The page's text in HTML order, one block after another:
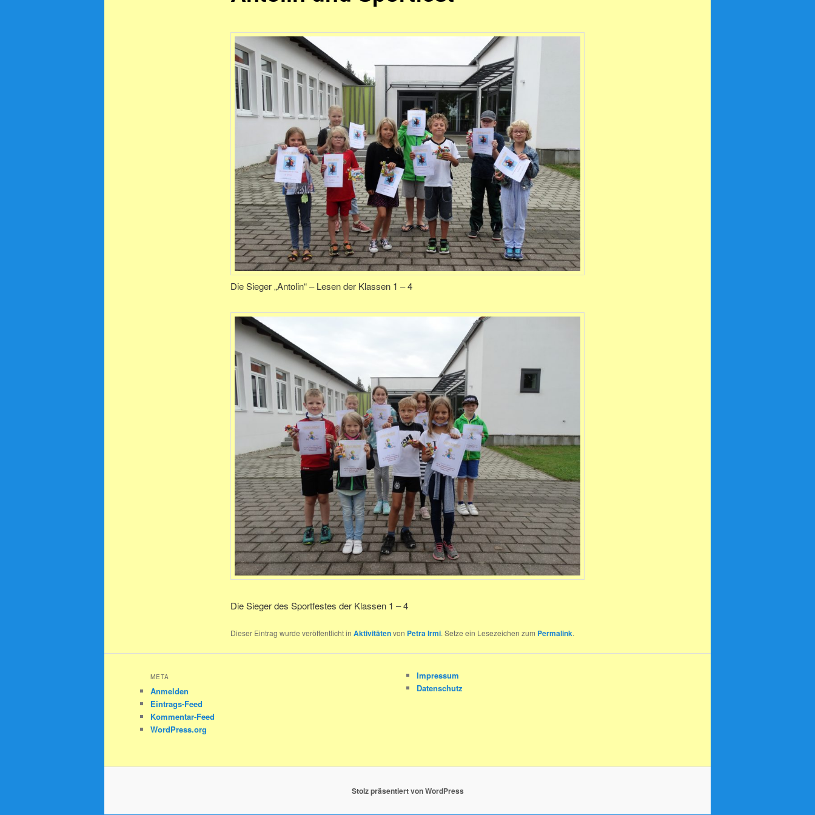
Die Sieger „Antolin“ – Lesen der Klassen 1 – 4
Die Sieger des Sportfestes der Klassen 1 – 4
Dieser Eintrag wurde veröffentlicht in Aktivitätenvon Petra Irmi. Setze ein Lesezeichen zum Permalink.
META
Anmelden
Eintrags-Feed
Kommentar-Feed
WordPress.org
Impressum
Datenschutz
Stolz präsentiert von WordPress